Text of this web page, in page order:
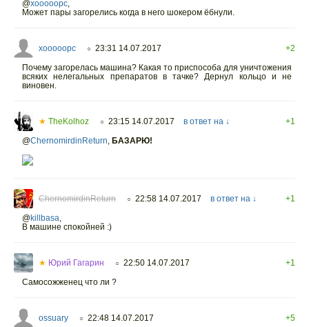
@xooooopc,
Может пары загорелись когда в него шокером ёбнули.
xooooopc ○ 23:31 14.07.2017
+2
Почему загорелась машина? Какая то приспособа для уничтожения
всяких нелегальных препаратов в тачке? Дернул кольцо и не
виновен.
★ TheKolhoz ○ 23:15 14.07.2017 в ответ на ↓
+1
@ChernomirdinReturn, БАЗАРЮ!
ChernomirdinReturn ○ 22:58 14.07.2017 в ответ на ↓
+1
@killbasa,
В машине спокойней :)
★ Юрий Гагарин ○ 22:50 14.07.2017
+1
Самосожженец что ли ?
ossuary ○ 22:48 14.07.2017
+5